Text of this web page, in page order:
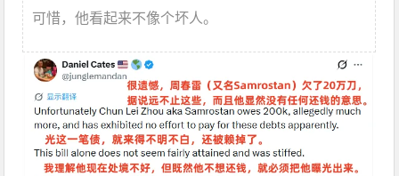
可惜，他看起来不像个坏人。